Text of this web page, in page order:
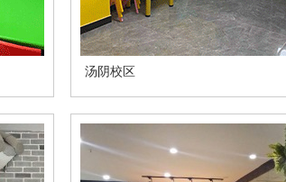
汤阴校区